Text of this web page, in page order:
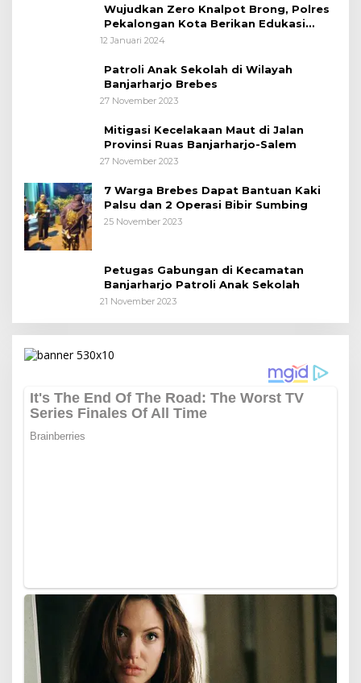
Wujudkan Zero Knalpot Brong, Polres
Pekalongan Kota Berikan Edukasi
Kepada Pelajar
12 Januari 2024
Patroli Anak Sekolah di Wilayah
Banjarharjo Brebes
27 November 2023
Mitigasi Kecelakaan Maut di Jalan
Provinsi Ruas Banjarharjo-Salem
27 November 2023
7 Warga Brebes Dapat Bantuan Kaki
Palsu dan 2 Operasi Bibir Sumbing
25 November 2023
Petugas Gabungan di Kecamatan
Banjarharjo Patroli Anak Sekolah
21 November 2023